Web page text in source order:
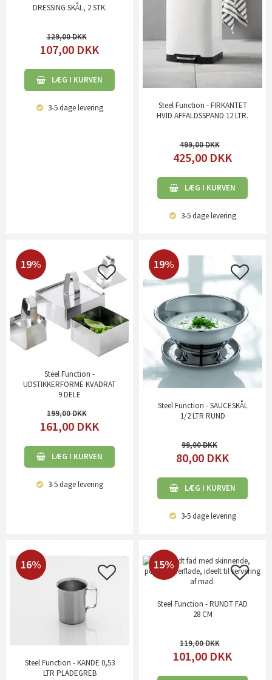
DRESSING SKÅL, 2 STK.
129,00
107,00 DKK
LÆG I KURVEN
3-5 dagelevering
Steel Function - FIRKANTET
HVID AFFALDSSPAND 12 LTR.
499,00
425,00 DKK
LÆG I KURVEN
3-5 dagelevering
19%
Steel Function -
UDSTIKKERFORME KVADRAT
9 DELE
199,00
161,00 DKK
LÆG I KURVEN
3-5 dagelevering
19%
Steel Function - SAUCESKÅL
1/2 LTR RUND
99,00
80,00 DKK
LÆG I KURVEN
3-5 dagelevering
16%
Steel Function - KANDE 0,53
LTR PLADEGREB
15%
Steel Function - RUNDT FAD
28 CM
119,00
101,00 DKK